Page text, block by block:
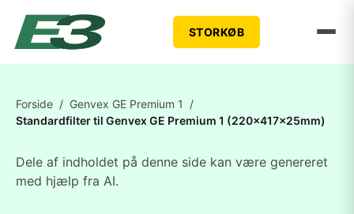
STORKØB
Forside / Genvex GE Premium 1
/
Standardfilter til Genvex GE Premium 1 (220x417x25mm)
Dele af indholdet på denne side kan være genereret
med hjælp fra AI.